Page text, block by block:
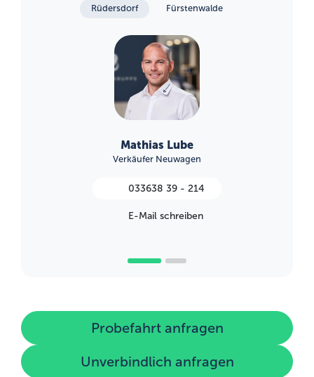
Rüdersdorf Fürstenwalde
Mathias Lube
Verkäufer Neuwagen
033638 39 - 214
E-Mail schreiben
Probefahrt anfragen
Unverbindlich anfragen